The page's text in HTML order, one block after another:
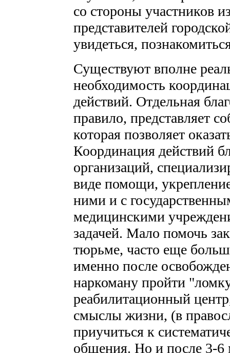
со стороны участников
представителей
увидеться,
Существуют вполне
необходимость
действий. Отдельная
правило, представляет
которая позволяет
Координация действий
организаций,
виде помощи,
ними и с
медицинскими
задачей. Мало помочь
тюрьме, часто еще
именно после
наркоману пройти
реабилитационный
смыслы жизни, (в
приучиться к
общения. Но и после 3-6